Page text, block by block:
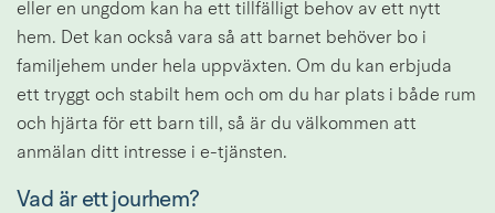
eller en ungdom kan ha ett tillfälligt behov av ett nytt
hem. Det kan också vara så att barnet behöver bo i
familjehem under hela uppväxten. Om du kan erbjuda
ett tryggt och stabilt hem och om du har plats i både rum
och hjärta för ett barn till, så är du välkommen att
anmälan ditt intresse i e-tjänsten.
Vad är ett jourhem?